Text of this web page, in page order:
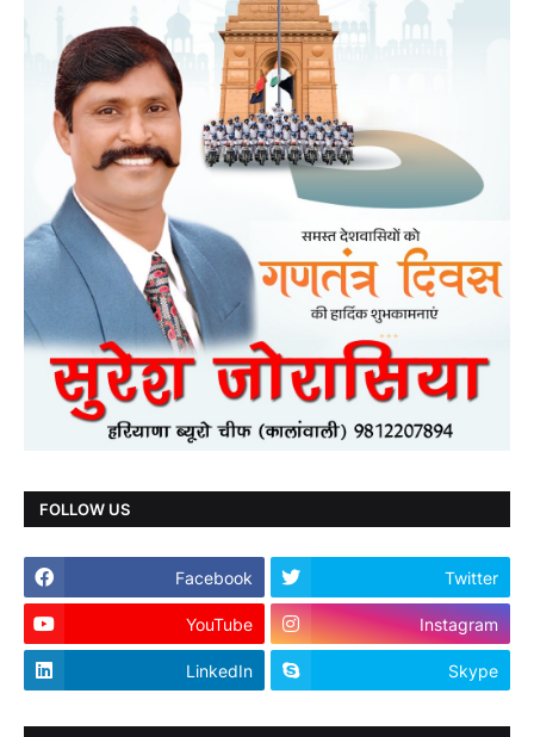
FOLLOW US
Facebook Twitter
YouTube Instagram
LinkedIn Skype